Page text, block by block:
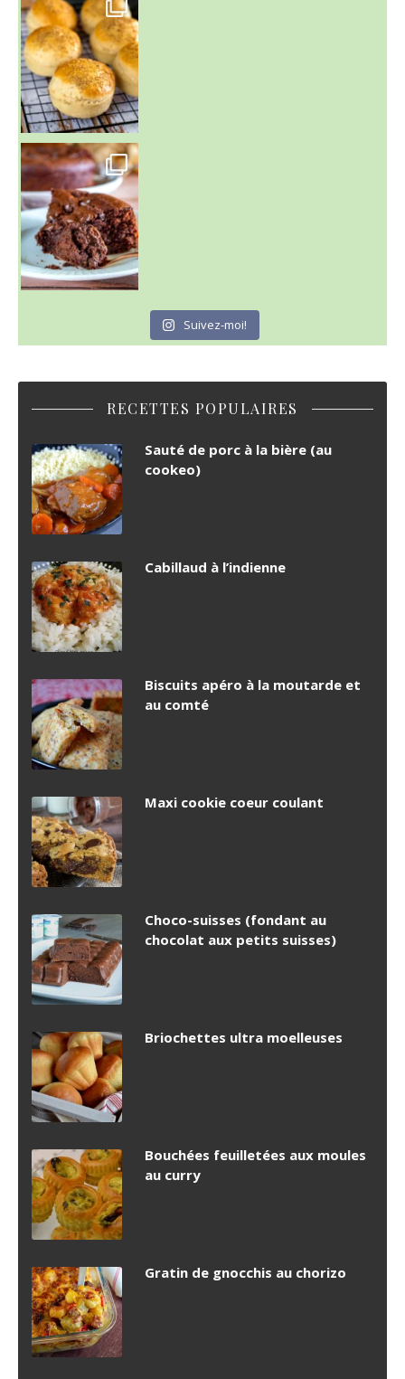
Un peu de boulange par ici au
~ GÂTEAU FONDANT CHOCO NOISETTE ~
C'est lundi
Suivez-moi!
RECETTES POPULAIRES
Sauté de porc à la bière (au
cookeo)
Cabillaud à l’indienne
Biscuits apéro à la moutarde et
au comté
Maxi cookie coeur coulant
Choco-suisses (fondant au
chocolat aux petits suisses)
Briochettes ultra moelleuses
Bouchées feuilletées aux moules
au curry
Gratin de gnocchis au chorizo